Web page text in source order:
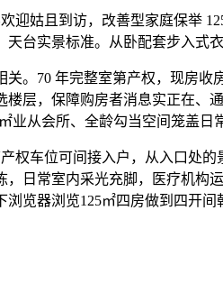
姑且到访，改善型家庭保举
台实景标准。从卧配套步入式
70 年完整室第产权，现房收
层，保障购房者消息实正在、
业从会所、全龄勾当空间笼盖
车位可间接入户，从入口处的
日常室内采光充脚，医疗机
览器浏览125㎡四房做到四开